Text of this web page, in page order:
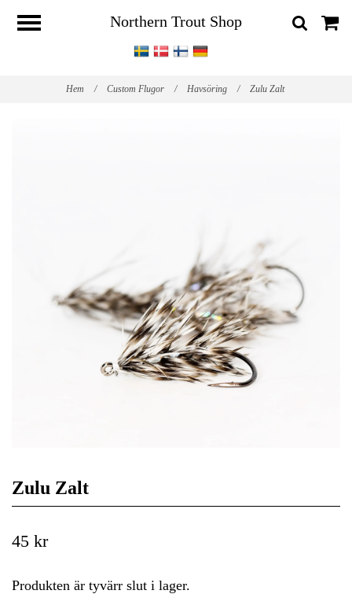
Northern Trout Shop
Hem / Custom Flugor / Havsöring / Zulu Zalt
Zulu Zalt
45 kr
Produkten är tyvärr slut i lager.